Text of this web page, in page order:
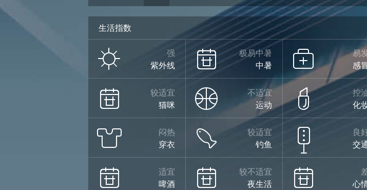
生活指数
强
紫外线
极易中暑
中暑
易
感
较适宜
猫咪
不适宜
运动
控
化
闷热
穿衣
较适宜
钓鱼
良
交
适宜
啤酒
较不适宜
夜生活
心